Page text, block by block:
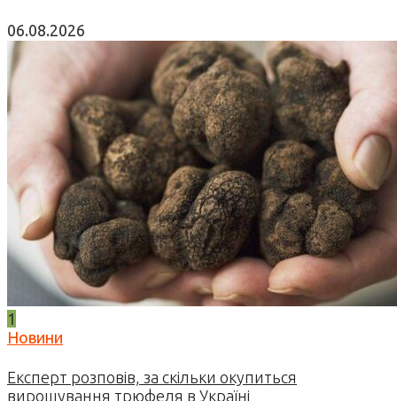
06.08.2026
1
Новини
Експерт розповів, за скільки окупиться
вирощування трюфеля в Україні